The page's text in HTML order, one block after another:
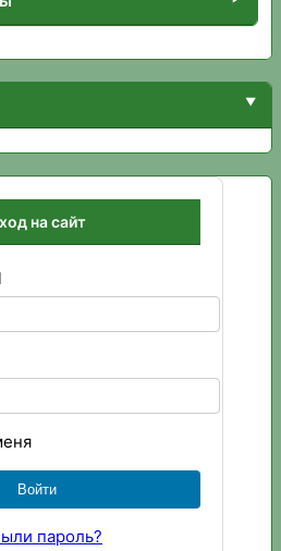
на сайт
пароль?